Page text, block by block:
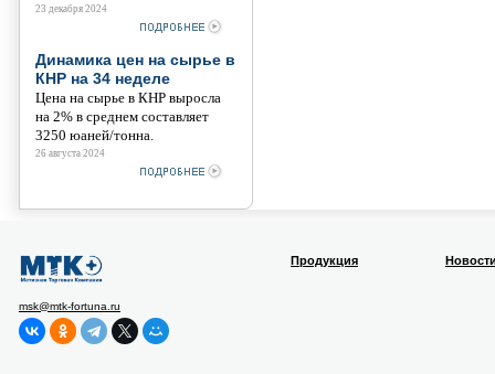
23 декабря 2024
Динамика цен на сырье в
КНР на 34 неделе
Цена на сырье в КНР выросла
на 2% в среднем составляет
3250 юаней/тонна.
26 августа 2024
msk@mtk-fortuna.ru
Продукция